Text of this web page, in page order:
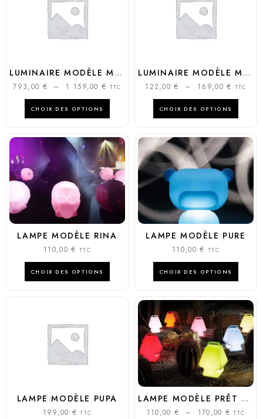
LUMINAIRE MODÈLE MINERAL STAND
793,00 € – 1 159,00€ TTC
CHOIX DES OPTIONS
LUMINAIRE MODÈLE MERRY CUBO
122,00€ – 169,00€ TTC
CHOIX DES OPTIONS
LAMPE MODÈLE RINA
110,00€ TTC
CHOIX DES OPTIONS
LAMPE MODÈLE PURE
110,00€ TTC
CHOIX DES OPTIONS
LAMPE MODÈLE PUPA
199,00 € TTC
LAMPE MODÈLE PRÊT À PORTER
110,00 € – 170,00 € TTC